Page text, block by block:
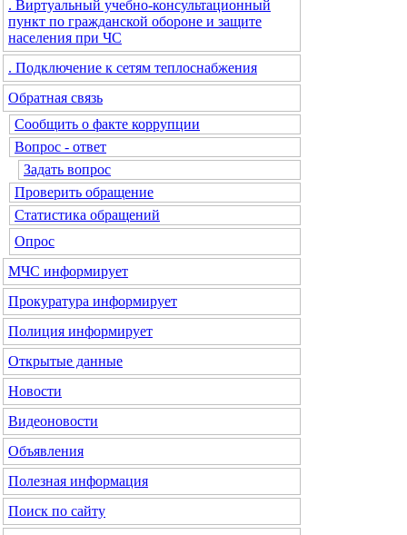
. Виртуальный учебно-консультационный
пункт по гражданской обороне и защите
населения при ЧС
. Подключение к сетям теплоснабжения
Обратная связь
Сообщить о факте коррупции
Вопрос - ответ
Задать вопрос
Проверить обращение
Статистика обращений
Опрос
МЧС информирует
Прокуратура информирует
Полиция информирует
Открытые данные
Новости
Видеоновости
Объявления
Полезная информация
Поиск по сайту